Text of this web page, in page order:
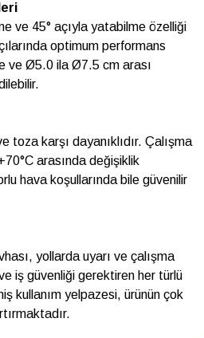
ve 45° açıyla yatabilme özelliği
optimum performans
ve Ø5.0 ila Ø7.5 cm arası
toza karşı dayanıklıdır. Çalışma
arasında değişiklik
hava koşullarında bile güvenilir
yollarda uyarı ve çalışma
iş güvenliği gerektiren her türlü
kullanım yelpazesi, ürünün çok